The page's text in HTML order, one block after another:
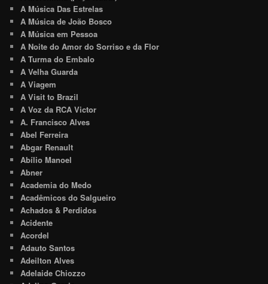
A Música Das Estrelas
A Música de João Bosco
A Música em Pessoa
A Noite do Amor do Sorriso e da Flor
A Turma do Embalo
A Velha Guarda
A Viagem
A Visit to Brazil
A Voz da RCA Victor
A. Francisco Alves
Abel Ferreira
Abgar Renault
Abílio Manoel
Abner
Academia do Medo
Acadêmicos do Salgueiro
Achados & Perdidos
Acidente
Acordel
Adauto Santos
Adeilton Alves
Adelaide Chiozzo